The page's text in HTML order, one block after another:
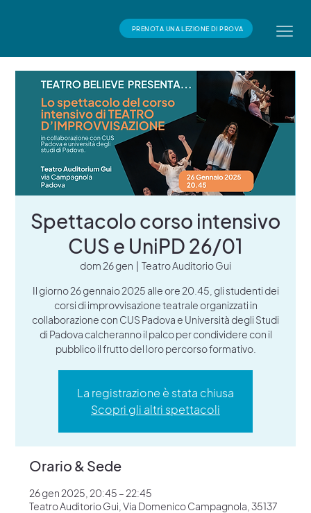
PRENOTA UNA LEZIONE DI PROVA
Spettacolo corso intensivo
CUS e UniPD 26/01
dom 26 gen Teatro Auditorio Gui
Il giorno 26 gennaio 2025 alle ore 20.45, gli studenti dei
corsi di improvvisazione teatrale organizzati in
collaborazione con CUS Padova e Università degli Studi
di Padova calcheranno il palco per condividere con il
pubblico il frutto del loro percorso formativo.
La registrazione è stata chiusa
Scopri gli altri spettacoli
Orario & Sede
26 gen 2025, 20:45 – 22:45
Teatro Auditorio Gui, Via Domenico Campagnola, 35137